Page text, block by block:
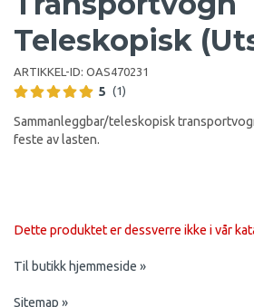
Teleskopisk
ARTIKKEL-ID: OAS470231
5 (1)
Sammanleggbar/teleskopisk
feste av lasten.
Dette produktet er dessverre ikke i vår
Til butikk hjemmeside »
Sitemap »